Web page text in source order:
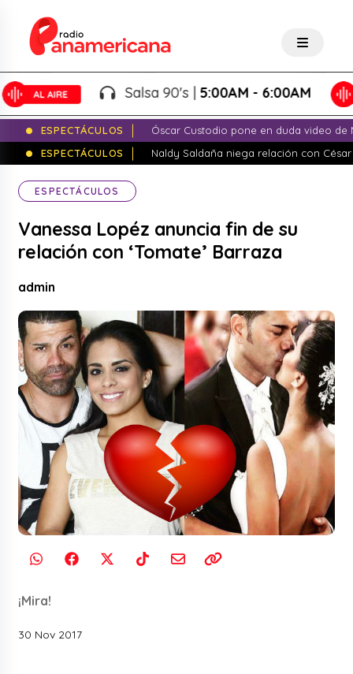
Salsa 90's |5:00AM - 6:00AM
ESPECTÁCULOS
Óscar Custodio pone en duda video de
ESPECTÁCULOS
Naldy Saldaña niega relación con
ESPECTÁCULOS
Vanessa Lopéz anuncia fin de su
relación con ‘Tomate’ Barraza
admin
¡Mira!
30 Nov 2017